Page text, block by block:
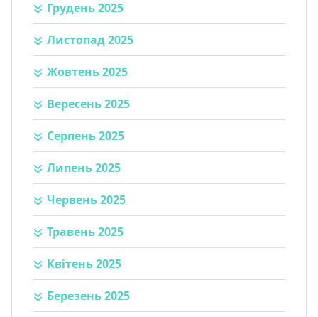
Грудень 2025
Листопад 2025
Жовтень 2025
Вересень 2025
Серпень 2025
Липень 2025
Червень 2025
Травень 2025
Квітень 2025
Березень 2025